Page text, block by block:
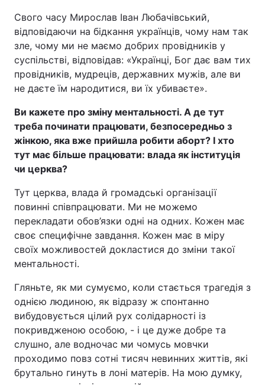
Свого часу Мирослав Іван Любачівський,
відповідаючи на бідкання українців, чому нам так
зле, чому ми не маємо добрих провідників у
суспільстві, відповідав: «Українці, Бог дає вам тих
провідників, мудреців, державних мужів, але ви
не даєте їм народитися, ви їх убиваєте».
Ви кажете про зміну ментальності. А де тут
треба починати працювати, безпосередньо з
жінкою, яка вже прийшла робити аборт? І хто
тут має більше працювати: влада як інституція
чи церква?
Тут церква, влада й громадські організації
повинні співпрацювати. Ми не можемо
перекладати обов’язки одні на одних. Кожен має
своє специфічне завдання. Кожен має в міру
своїх можливостей докластися до зміни такої
ментальності.
Гляньте, як ми сумуємо, коли стається трагедія з
однією людиною, як відразу ж спонтанно
вибудовується цілий рух солідарності із
покривдженою особою, - і це дуже добре та
слушно, але водночас ми чомусь мовчки
проходимо повз сотні тисяч невинних життів, які
брутально гинуть в лоні матерів. На мою думку,